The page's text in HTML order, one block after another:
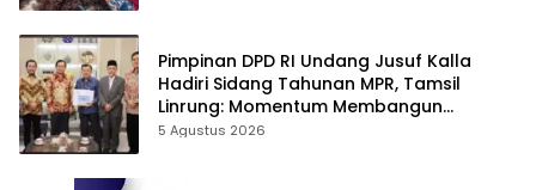
Pimpinan DPD RI Undang Jusuf Kalla
Hadiri Sidang Tahunan MPR, Tamsil
Linrung: Momentum Membangun
Solidaritas Kepemimpinan Bangsa
5 Agustus 2026